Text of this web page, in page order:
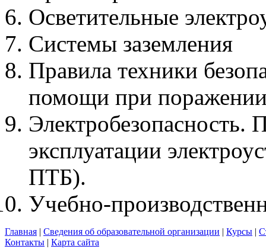
Осветительные
Системы заземления
Правила техники
помощи при
Электробезопасность.
эксплуатации
ПТБ).
Учебно-
Главная | Сведения об образовательной организации | Курсы |
Контакты | Карта сайта